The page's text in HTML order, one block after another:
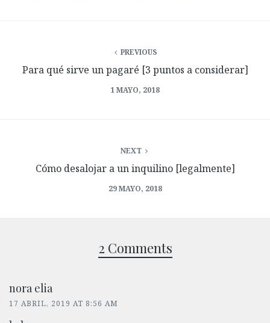
PREVIOUS
Para qué sirve un pagaré [3 puntos a considerar]
1 MAYO, 2018
NEXT
Cómo desalojar a un inquilino [legalmente]
29 MAYO, 2018
2 Comments
nora elia
17 ABRIL, 2019 AT 8:56 AM